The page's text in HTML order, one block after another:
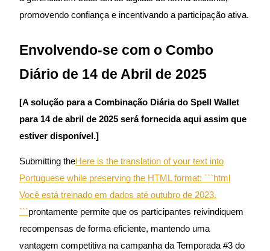
Análise de big data, incluindo informações comerciais, etc.
Guia para iniciantes em futuros
promovendo confiança e incentivando a participação ativa.
Envolvendo-se com o Combo
Diário de 14 de Abril de 2025
[A solução para a Combinação Diária do Spell Wallet
para 14 de abril de 2025 será fornecida aqui assim que
estiver disponível.]
Submitting theHere is the translation of your text into
Portuguese while preserving the HTML format: ```html
Você está treinado em dados até outubro de 2023.
```prontamente permite que os participantes reivindiquem
recompensas de forma eficiente, mantendo uma
vantagem competitiva na campanha da Temporada #3 do